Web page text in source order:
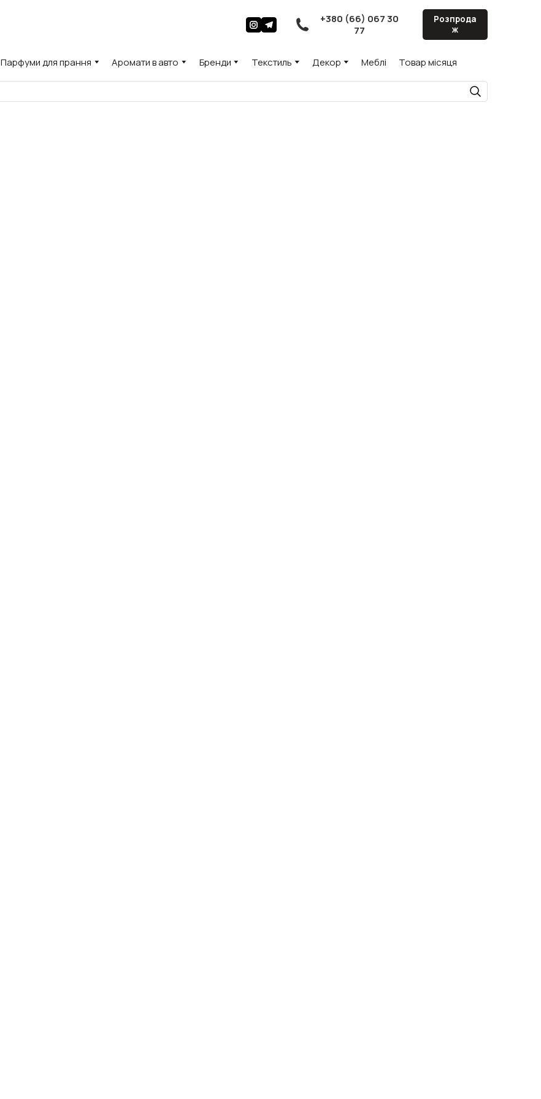
+380 (66) 067 30
77
Розпрода
ж
Парфуми для прання Аромати в авто Бренди Текстиль Декор Меблі Товар місяця